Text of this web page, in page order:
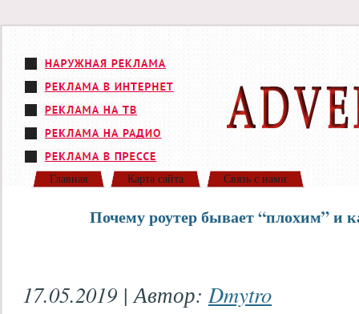
Главная Карта сайта Связь с нами
Почему роутер бывает “плохим” и
17.05.2019 | Автор: Dmytro